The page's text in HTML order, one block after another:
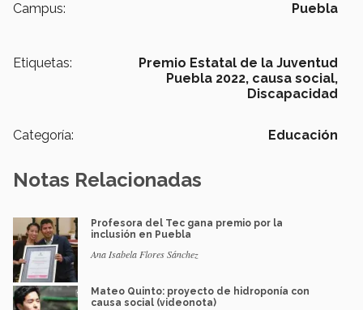
Campus: Puebla
Etiquetas:
Premio Estatal de la Juventud
Puebla 2022, causa social,
Discapacidad
Categoría: Educación
Notas Relacionadas
Profesora del Tec gana premio por la
inclusión en Puebla
Ana Isabela Flores Sánchez
Mateo Quinto: proyecto de hidroponía con
causa social (videonota)